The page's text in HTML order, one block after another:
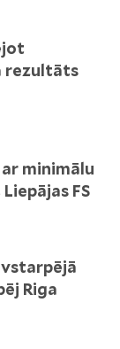
rezultāts
minimālu
FS
Riga